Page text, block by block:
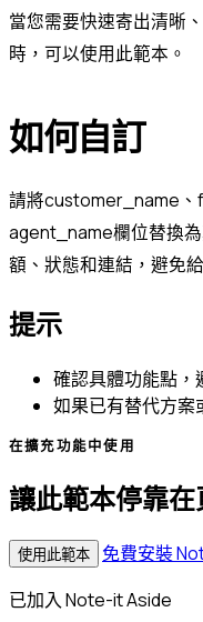
當您需要快速寄出清晰
時，可以使用此範本。
如何自訂
請將customer_name
agent_name欄位替換
額、狀態和連結，避免
提示
確認具體功能點，
如果已有替代方案
在擴充功能中使用
讓此範本停靠在
使用此範本
免費安裝
已加入 Note-it Aside